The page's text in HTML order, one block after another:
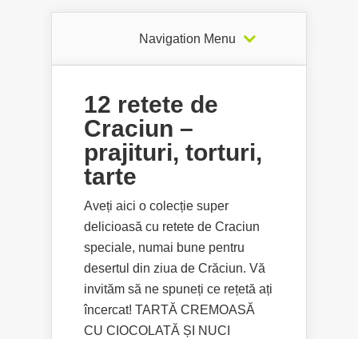
Navigation Menu
12 retete de
Craciun –
prajituri, torturi,
tarte
Aveți aici o colecție super
delicioasă cu retete de Craciun
speciale, numai bune pentru
desertul din ziua de Crăciun. Vă
invităm să ne spuneți ce rețetă ați
încercat! TARTĂ CREMOASĂ
CU CIOCOLATĂ ȘI NUCI